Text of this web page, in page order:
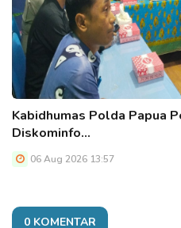
Kabidhumas Polda Papua
Diskominfo…
06 Aug 2026 13:57
0 KOMENTAR